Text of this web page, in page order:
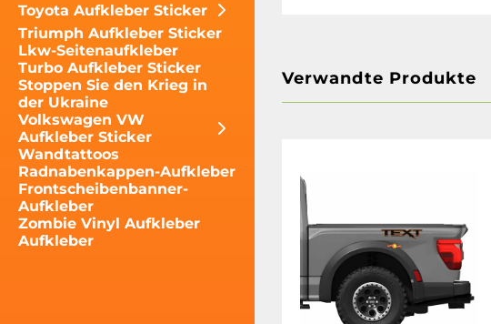
Toyota Aufkleber Sticker
Triumph Aufkleber Sticker
Lkw-Seitenaufkleber
Turbo Aufkleber Sticker
Stoppen Sie den Krieg in
der Ukraine
Volkswagen VW
Aufkleber Sticker
Wandtattoos
Radnabenkappen-Aufkleber
Frontscheibenbanner-
Aufkleber
Zombie Vinyl Aufkleber
Aufkleber
Verwandte Produkte